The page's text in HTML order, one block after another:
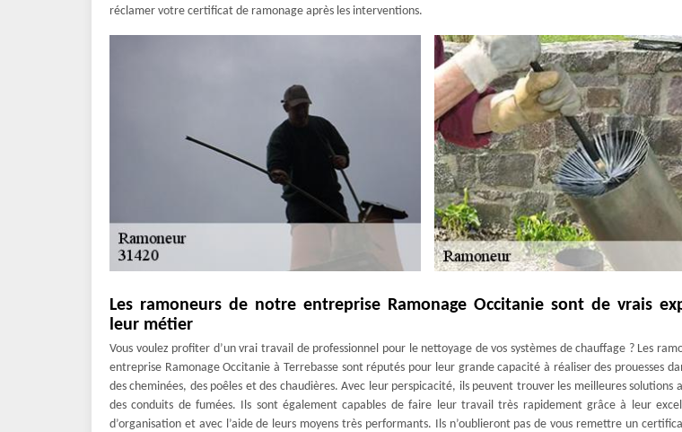
réclamer votre certificat de ramonage après les interventions.
Les ramoneurs de notre entreprise Ramonage Occitanie sont de vrais
leur métier
Vous voulez profiter d’un vrai travail de professionnel pour le nettoyage de vos systèmes de chauffage ? Les
entreprise Ramonage Occitanie à Terrebasse sont réputés pour leur grande capacité à réaliser des prouesses
des cheminées, des poêles et des chaudières. Avec leur perspicacité, ils peuvent trouver les meilleures solutions
des conduits de fumées. Ils sont également capables de faire leur travail très rapidement grâce à leur
d’organisation et avec l’aide de leurs moyens très performants. Ils n’oublieront pas de vous remettre un